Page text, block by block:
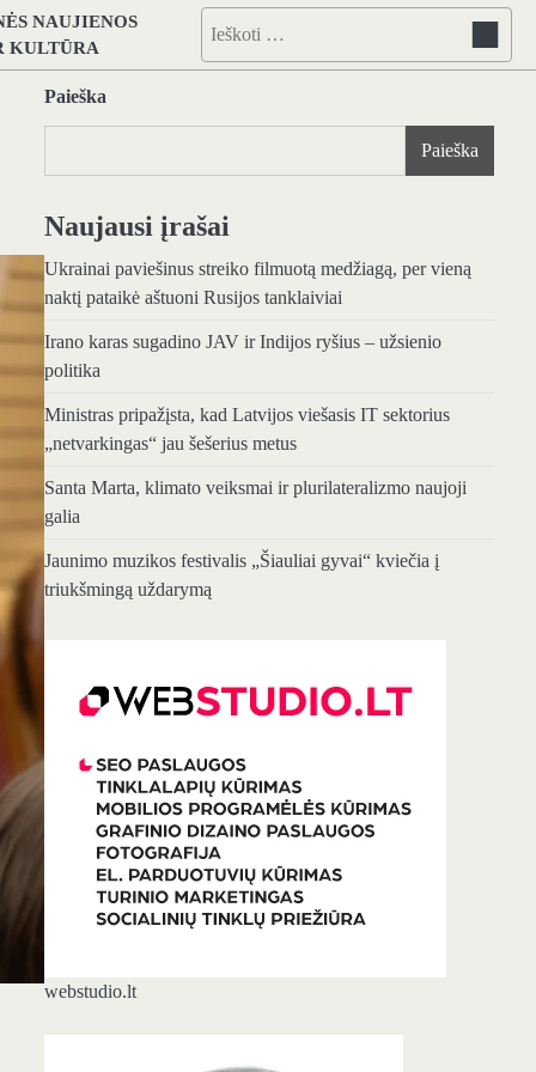
NAUJIENOS
KULTŪRA
Ieškoti:
Paieška
Paieška
Naujausi įrašai
Ukrainai paviešinus streiko filmuotą medžiagą, per vieną
naktį pataikė aštuoni Rusijos tanklaiviai
Irano karas sugadino JAV ir Indijos ryšius – užsienio
politika
Ministras pripažįsta, kad Latvijos viešasis IT sektorius
„netvarkingas“ jau šešerius metus
Santa Marta, klimato veiksmai ir plurilateralizmo naujoji
galia
Jaunimo muzikos festivalis „Šiauliai gyvai“ kviečia į
triukšmingą uždarymą
webstudio.lt